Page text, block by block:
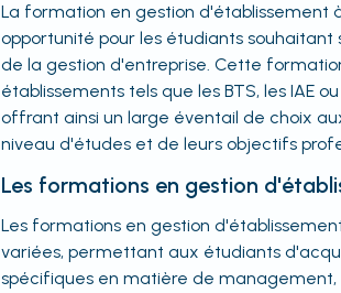
La formation en gestion d'établissement
opportunité pour les étudiants souhaitant
de la gestion d'entreprise. Cette
établissements tels que les BTS, les IAE
offrant ainsi un large éventail de choix
niveau d'études et de leurs objectifs
Les formations en gestion
Les formations en gestion
variées, permettant aux étudiants
spécifiques en matière de